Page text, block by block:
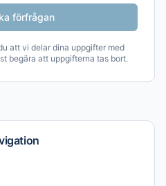
förfrågan
att vi delar dina uppgifter med
begära att uppgifterna tas bort.